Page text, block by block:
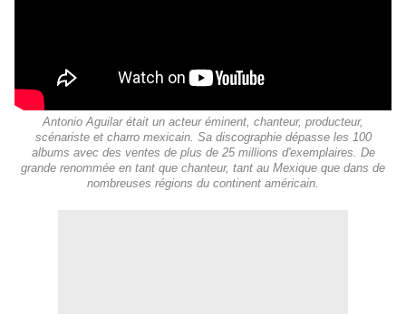
Antonio Aguilar était un acteur éminent, chanteur, producteur,
scénariste et charro mexicain. Sa discographie dépasse les 100
albums avec des ventes de plus de 25 millions d'exemplaires. De
grande renommée en tant que chanteur, tant au Mexique que dans de
nombreuses régions du continent américain.